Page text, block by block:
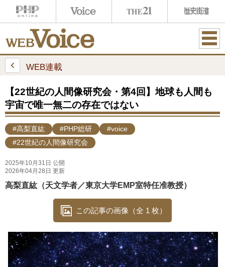
ME
WEB連載
【22世紀の人間像研究会・第4回】地球も人間も
宇宙で唯一無二の存在ではない
#高梨直紘 #PHP総研
#voice
#22世紀の人間像研究会
2025年10月31日 公開
2026年04月28日 更新
高梨直紘（天文学者／東京大学EMP室特任准教授）
この記事の画像（全 1 枚）